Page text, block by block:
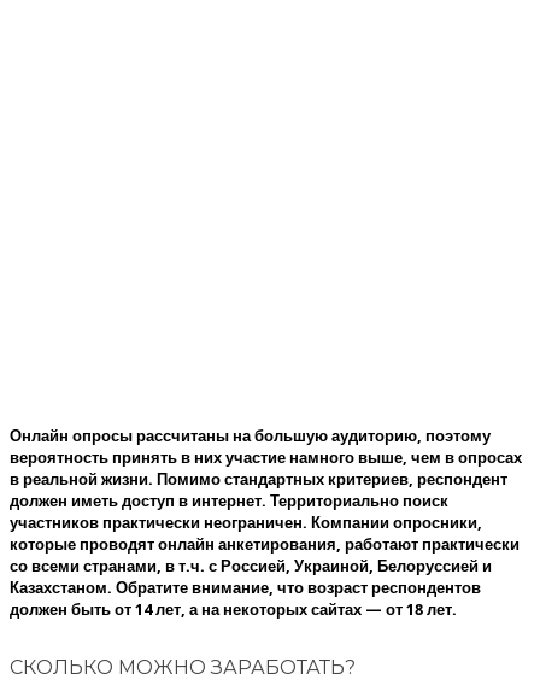
Онлайн опросы рассчитаны на большую аудиторию, поэтому
вероятность принять в них участие намного выше, чем в опросах
в реальной жизни. Помимо стандартных критериев, респондент
должен иметь доступ в интернет. Территориально поиск
участников практически неограничен. Компании опросники,
которые проводят онлайн анкетирования, работают практически
со всеми странами, в т.ч. с Россией, Украиной, Белоруссией и
Казахстаном. Обратите внимание, что возраст респондентов
должен быть от 14 лет, а на некоторых сайтах — от 18 лет.
СКОЛЬКО МОЖНО ЗАРАБОТАТЬ?